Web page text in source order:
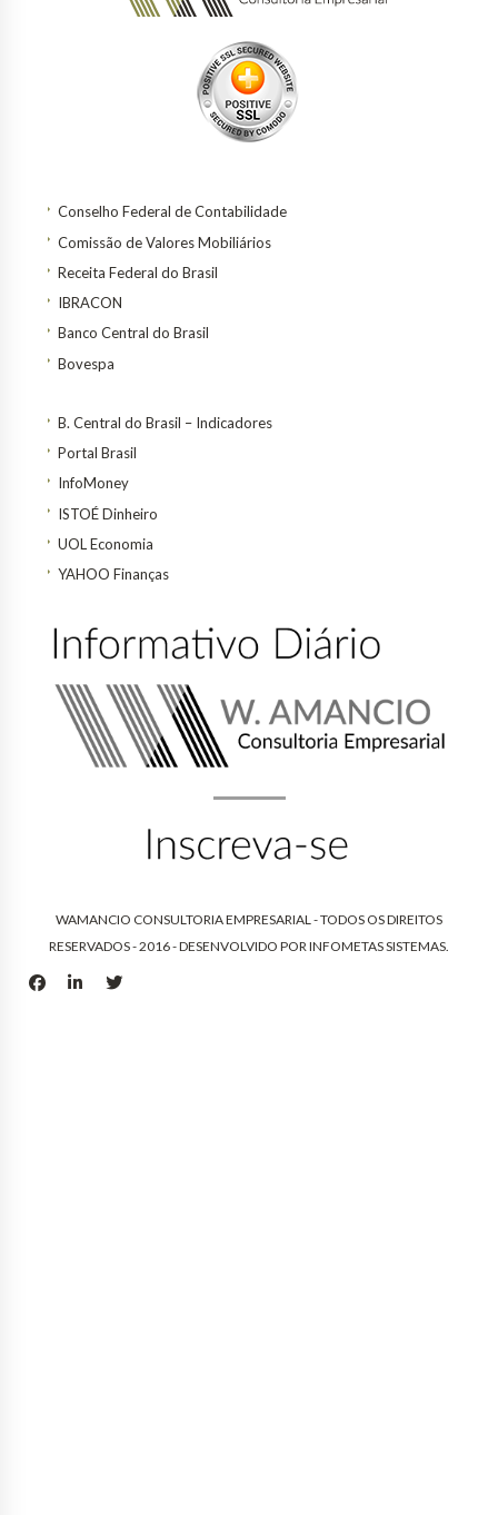
Conselho Federal de Contabilidade
Comissão de Valores Mobiliários
Receita Federal do Brasil
IBRACON
Banco Central do Brasil
Bovespa
B. Central do Brasil – Indicadores
Portal Brasil
InfoMoney
ISTOÉ Dinheiro
UOL Economia
YAHOO Finanças
WAMANCIO CONSULTORIA EMPRESARIAL - TODOS OS DIREITOS
RESERVADOS - 2016 - DESENVOLVIDO PORINFOMETAS SISTEMAS.